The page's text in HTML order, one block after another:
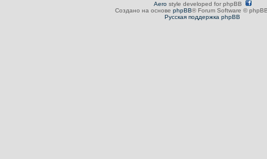
Aerostyle developed for phpBB
Создано на основе phpBB® Forum Software ©
Русская поддержка phpBB